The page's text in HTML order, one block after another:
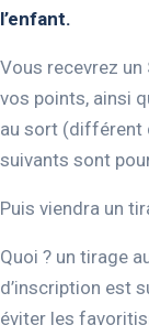
l’enfant.
Vous recevrez un
vos points, ainsi
au sort (différent
suivants sont
Puis viendra un
Quoi ? un tirage
d’inscription est
éviter les